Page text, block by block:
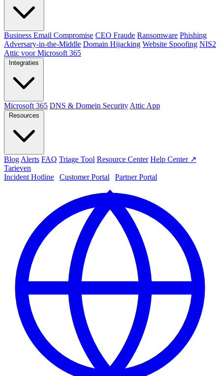
Business Email Compromise CEO Fraude Ransomware Phishing
Adversary-in-the-Middle Domain Hijacking Website Spoofing NIS2
Attic voor Microsoft 365
Microsoft 365 DNS & Domein Security Attic App
Blog Alerts FAQ Triage Tool Resource Center Help Center ↗
Tarieven
Incident Hotline
Customer Portal Partner Portal